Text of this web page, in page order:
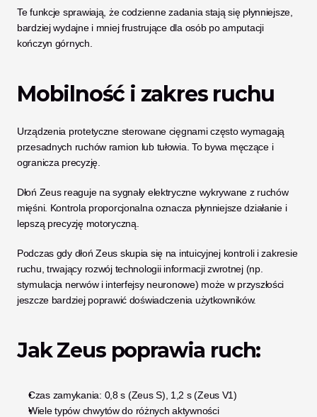
Te funkcje sprawiają, że codzienne zadania stają się płynniejsze,
bardziej wydajne i mniej frustrujące dla osób po amputacji
kończyn górnych.
Mobilność i zakres ruchu
Urządzenia protetyczne sterowane cięgnami często wymagają
przesadnych ruchów ramion lub tułowia. To bywa męczące i
ogranicza precyzję.
Dłoń Zeus reaguje na sygnały elektryczne wykrywane z ruchów
mięśni. Kontrola proporcjonalna oznacza płynniejsze działanie i
lepszą precyzję motoryczną.
Podczas gdy dłoń Zeus skupia się na intuicyjnej kontroli i zakresie
ruchu, trwający rozwój technologii informacji zwrotnej (np.
stymulacja nerwów i interfejsy neuronowe) może w przyszłości
jeszcze bardziej poprawić doświadczenia użytkowników.
Jak Zeus poprawia ruch:
Czas zamykania: 0,8 s (Zeus S), 1,2 s (Zeus V1)
Wiele typów chwytów do różnych aktywności